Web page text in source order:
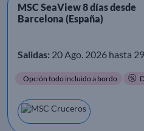
MSC SeaView 8 días desde
Barcelona (España)
Salidas: 20 Ago. 2026 hasta
Opción todo incluido a bordo